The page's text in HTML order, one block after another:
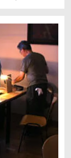
odp. słowa
prosimy